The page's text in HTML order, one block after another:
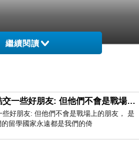
11:57:59
空
繼續閱讀
我們在國外留學時會結交一些好朋友: 但他們不會是戰場上的朋友
好朋友: 但他們不會是戰場上的朋友， 是
留學國家永遠都是我們的倚